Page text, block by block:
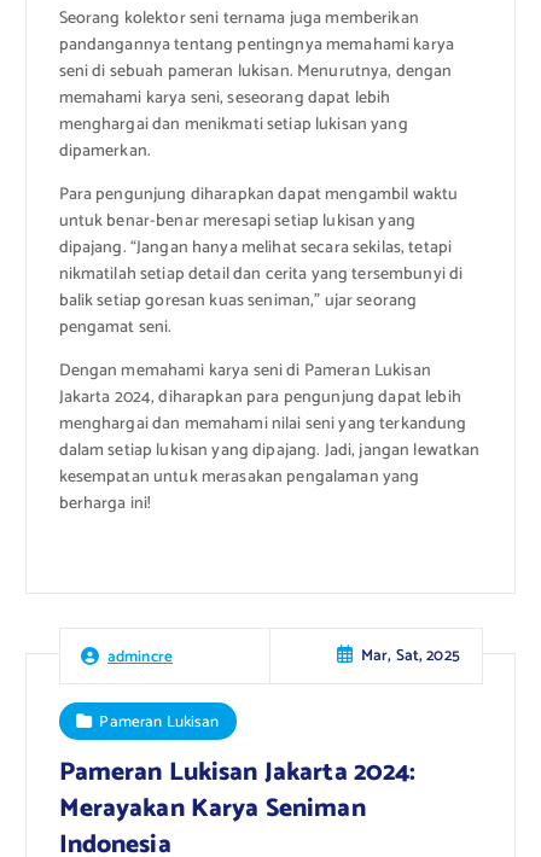
Seorang kolektor seni ternama juga memberikan
pandangannya tentang pentingnya memahami karya
seni di sebuah pameran lukisan. Menurutnya, dengan
memahami karya seni, seseorang dapat lebih
menghargai dan menikmati setiap lukisan yang
dipamerkan.
Para pengunjung diharapkan dapat mengambil waktu
untuk benar-benar meresapi setiap lukisan yang
dipajang. “Jangan hanya melihat secara sekilas, tetapi
nikmatilah setiap detail dan cerita yang tersembunyi di
balik setiap goresan kuas seniman,” ujar seorang
pengamat seni.
Dengan memahami karya seni di Pameran Lukisan
Jakarta 2024, diharapkan para pengunjung dapat lebih
menghargai dan memahami nilai seni yang terkandung
dalam setiap lukisan yang dipajang. Jadi, jangan lewatkan
kesempatan untuk merasakan pengalaman yang
berharga ini!
admincre Mar, Sat, 2025
Pameran Lukisan
Pameran Lukisan Jakarta 2024:
Merayakan Karya Seniman
Indonesia